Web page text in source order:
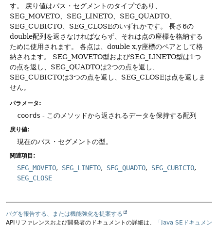
す。
戻り値はパス・セグメントのタイプであり、
SEG_MOVETO、SEG_LINETO、SEG_QUADTO、
SEG_CUBICTO、SEG_CLOSEのいずれかです。
長さ6の
double配列を返さなければならず、それは点の座標を格納する
ために使用されます。
各点は、double x,y座標のペアとして格
納されます。
SEG_MOVETO型およびSEG_LINETO型は1つ
の点を返し、SEG_QUADTOは2つの点を返し、
SEG_CUBICTOは3つの点を返し、SEG_CLOSEは点を返しま
せん。
パラメータ:
coords - このメソッドから返されるデータを保持する配列
戻り値:
現在のパス・セグメントの型。
関連項目:
SEG_MOVETO SEG_LINETO SEG_QUADTO
SEG_CUBICTO
SEG_CLOSE
バグを報告する、または機能強化を提案する
APIリファレンスおよび開発者のドキュメントの詳細は、
「Java SEドキュメン